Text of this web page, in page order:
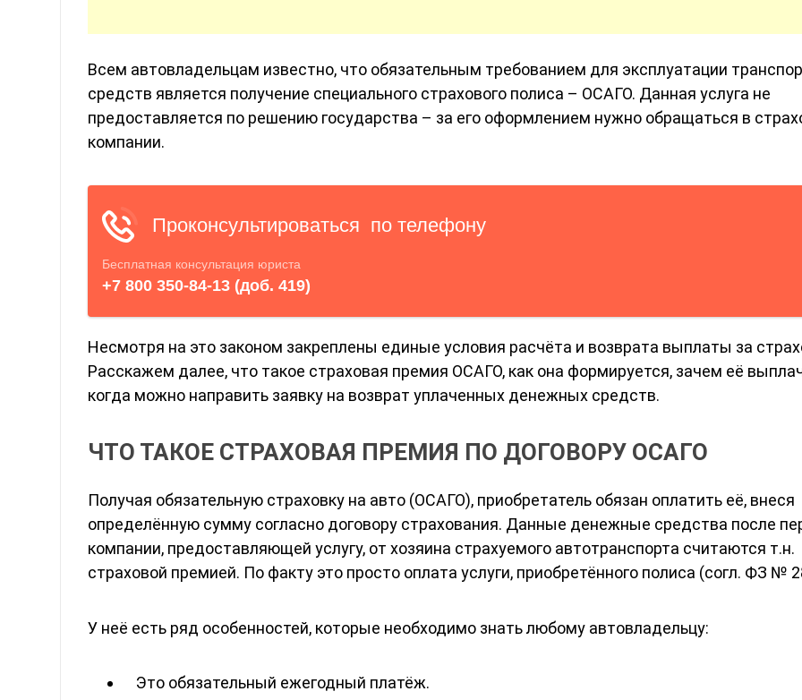
Всем автовладельцам известно, что обязательным требованием для эксплуатации
средств является получение специального страхового полиса – ОСАГО. Данная услуга не
предоставляется по решению государства – за его оформлением нужно обращаться в
компании.
Несмотря на это законом закреплены единые условия расчёта и возврата выплаты за
Расскажем далее, что такое страховая премия ОСАГО, как она формируется, зачем её
когда можно направить заявку на возврат уплаченных денежных средств.
ЧТО ТАКОЕ СТРАХОВАЯ ПРЕМИЯ ПО ДОГОВОРУ ОСАГО
Получая обязательную страховку на авто (ОСАГО), приобретатель обязан оплатить её, внеся
определённую сумму согласно договору страхования. Данные денежные средства после
компании, предоставляющей услугу, от хозяина страхуемого автотранспорта считаются т.н.
страховой премией. По факту это просто оплата услуги, приобретённого полиса (согл. ФЗ №
У неё есть ряд особенностей, которые необходимо знать любому автовладельцу:
Это обязательный ежегодный платёж.